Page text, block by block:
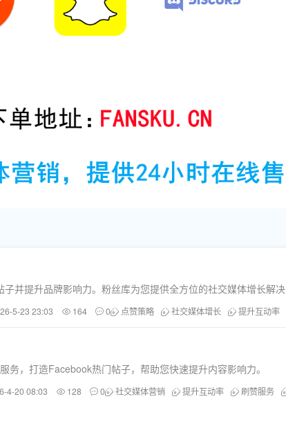
并提升品牌影响力。粉丝库为您提供全方位的社交媒体增长解
5-23 23:03 164 0 点赞策略 社交媒体增长 提升互动率
，打造Facebook热门帖子，帮助您快速提升内容影响力。
4-20 08:03 128 0 社交媒体营销 提升互动率 刷赞服务